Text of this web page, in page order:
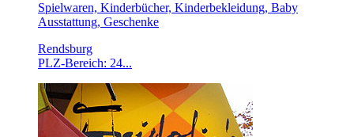
Spielwaren, Kinderbücher, Kinderbekleidung, Baby
Ausstattung, Geschenke
Rendsburg
PLZ-Bereich: 24...